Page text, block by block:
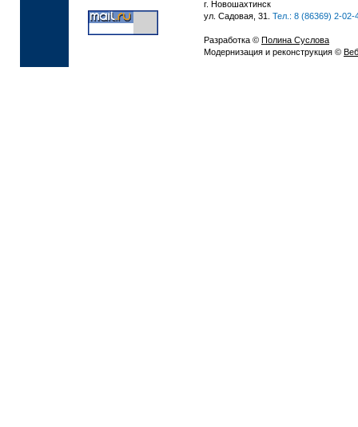
г. Новошахтинск
ул. Садовая, 31. Тел.: 8 (86369) 2-02-
Разработка © Полина Суслова
Модернизация и реконструкция ©